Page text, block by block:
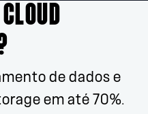
de dados e
em até 70%.